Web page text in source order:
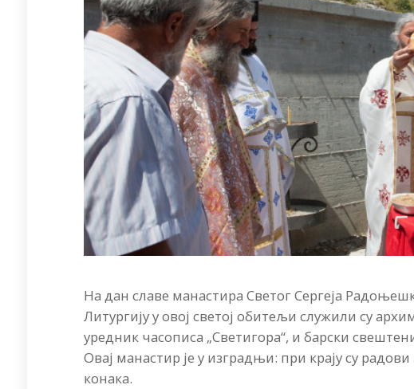
На дан славе манастира Светог Сергеја
Литургију у овој светој обитељи служили су
уредник часописа „Светигора“, и барски
Овај манастир је у изградњи: при крају су
конака.